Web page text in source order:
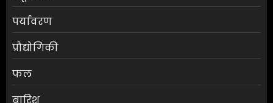
पर्यावरण
प्रौद्योगिकी
फल
बारिश